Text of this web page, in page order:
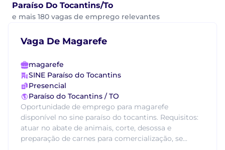
Paraíso Do Tocantins/To
e mais 180 vagas de emprego relevantes
Vaga De Magarefe
magarefe
SINE Paraíso do Tocantins
Presencial
Paraíso do Tocantins / TO
Oportunidade de emprego para magarefe
disponível no sine paraíso do tocantins. Requisitos:
atuar no abate de animais, corte, desossa e
preparação de carnes para comercialização, se...